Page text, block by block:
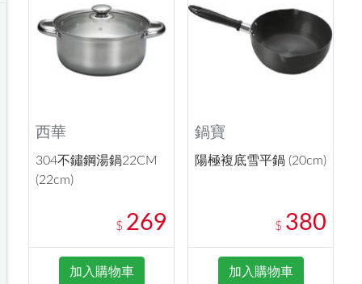
西華
304不鏽鋼湯鍋22CM
(22cm)
$ 269
加入購物車
鍋寶
陽極複底雪平鍋 (20cm)
$ 380
加入購物車